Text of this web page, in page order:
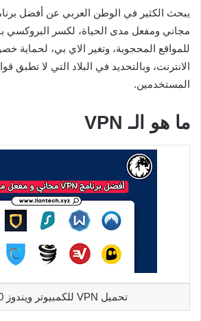
مجاني ومفعل مدى الحياة، لكسر البروكسي
للمواقع المحجوبة، وتغير الاي بي، لحماية
الانترنت، وبالتحديد في البلاد التي لا تطبق
المستخدمين.
ما هو الـ VPN
تحميل VPN للكمبيوتر ويندوز 10 مجانا